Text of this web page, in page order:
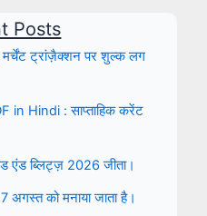
Posts
मर्चेंट ट्रांज़ैक्शन पर शुल्क लग
in Hindi : साप्ताहिक करेंट
एंड ब्लिट्ज़ 2026 जीता।
अगस्त को मनाया जाता है।